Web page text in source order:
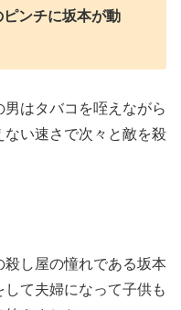
ンチに坂本が動
はタバコを咥えながら
い速さで次々と敵を殺
し屋の憧れである坂本
て夫婦になって子供も